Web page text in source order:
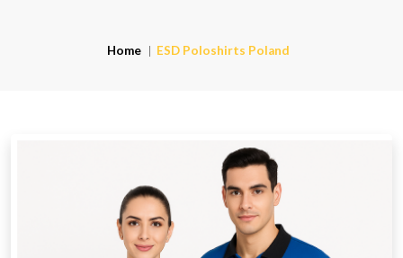
Home ESD Poloshirts Poland